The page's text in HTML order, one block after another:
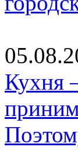
Кухня